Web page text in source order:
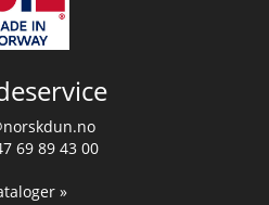
69 89 43 00
»